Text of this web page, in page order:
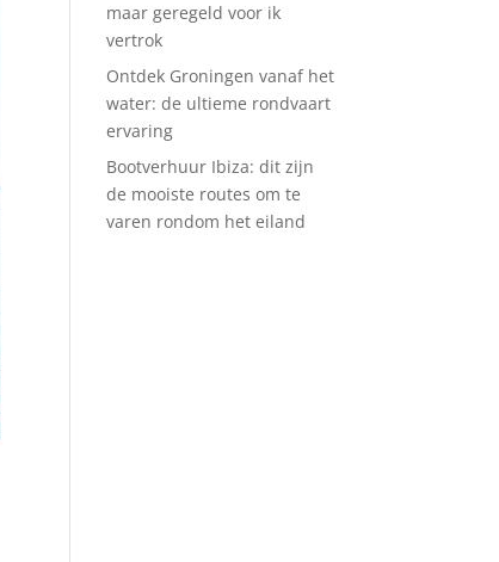
maar geregeld voor ik
vertrok
Ontdek Groningen vanaf het
water: de ultieme rondvaart
ervaring
Bootverhuur Ibiza: dit zijn
de mooiste routes om te
varen rondom het eiland